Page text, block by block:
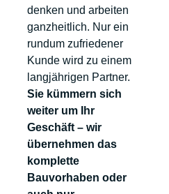
denken und arbeiten
ganzheitlich. Nur ein
rundum zufriedener
Kunde wird zu einem
langjährigen Partner.
Sie kümmern sich
weiter um Ihr
Geschäft – wir
übernehmen das
komplette
Bauvorhaben oder